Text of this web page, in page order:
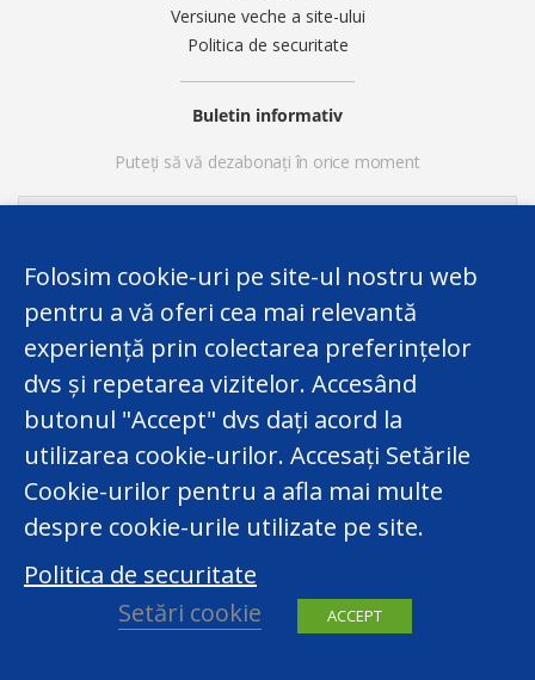
Versiune veche a site-ului
Politica de securitate
Buletin informativ
Puteți să vă dezabonați în orice moment
Acest website a fost elaborat în cadrul Proiectului
Twinning finanțat de UE „Consolidarea Capacităților
Centrului Național pentru Protecția Datelor cu Caracter
Personal al Republicii Moldova”. Totuși,
responsabilitatea legală privind conținutul website-ului
îi revine exclusiv Centrului Național pentru Protecția
Datelor cu Caracter Personal.
Folosim cookie-uri pe site-ul nostru web
pentru a vă oferi cea mai relevantă
experiență prin colectarea preferințelor
dvs și repetarea vizitelor. Accesând
butonul "Accept" dvs dați acord la
utilizarea cookie-urilor. Accesați Setările
Cookie-urilor pentru a afla mai multe
despre cookie-urile utilizate pe site.
Politica de securitate
Setări cookie
ACCEPT